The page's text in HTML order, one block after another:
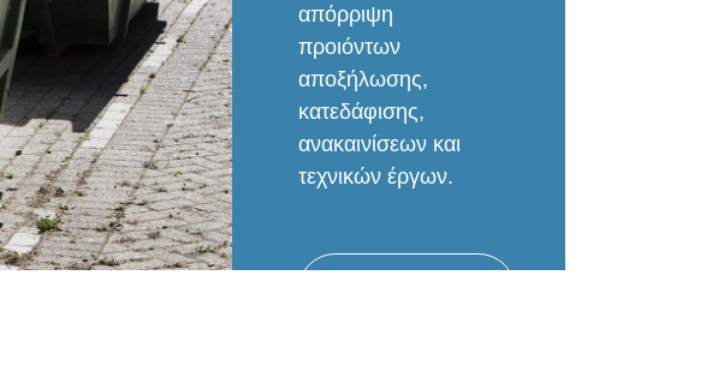
απόρριψη
προιόντων
αποξήλωσης,
κατεδάφισης,
ανακαινίσεων και
τεχνικών έργων.